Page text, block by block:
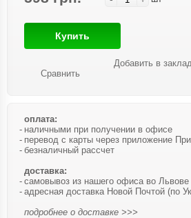
Купить
Сравнить
Добавить в
оплата:
наличными при получении в офисе
перевод с карты через приложение
безналичный рассчет
доставка:
самовывоз из нашего офиса во Львове
адресная доставка Новой Почтой (по
подробнее о доставке >>>